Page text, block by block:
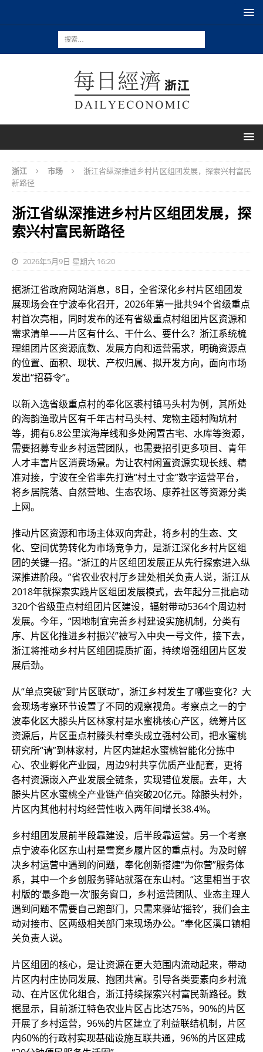
浙江 市场
浙江省纵深推进乡村片区组团发展，探索兴村富民
新路径
浙江省纵深推进乡村片区组团发展，探
索兴村富民新路径
2026年5月9日 星期六 16:20
据浙江省政府网站消息，8日，全省深化乡村片区组团发
展现场会在宁波奉化召开，2026年第一批共94个省级重点
村首次亮相，同时发布的还有省级重点村组团片区资源和
需求清单——片区有什么、干什么、要什么？浙江系统梳
理组团片区资源底数、发展方向和运营需求，明确资源点
的位置、面积、现状、产权归属、拟开发方向，面向市场
发出“招募令”。
以新入选省级重点村的奉化区裘村镇马头村为例，其所处
的海韵渔歌片区有千年古村马头村、宠物主题村陶坑村
等，拥有6.8公里滨海岸线和多处闲置古宅、水库等资源，
需要招募专业乡村运营团队，也需要招引更多项目、青年
人才丰富片区消费场景。为让农村闲置资源实现长线、精
准对接，宁波在全省率先打造“村土寸金”数字运营平台，
将乡居院落、自然营地、生态农场、康养社区等资源分类
上网。
推动片区资源和市场主体双向奔赴，将乡村的生态、文
化、空间优势转化为市场竞争力，是浙江深化乡村片区组
团的关键一招。“浙江的片区组团发展正从先行探索进入纵
深推进阶段。”省农业农村厅乡建处相关负责人说，浙江从
2018年就探索实践片区组团发展模式，去年起分三批启动
320个省级重点村组团片区建设，辐射带动5364个周边村
发展。今年，“因地制宜完善乡村建设实施机制，分类有
序、片区化推进乡村振兴”被写入中央一号文件，接下去，
浙江将推动乡村片区组团提质扩面，持续增强组团片区发
展后劲。
从“单点突破”到“片区联动”，浙江乡村发生了哪些变化？大
会现场考察环节设置了不同的观察视角。考察点之一的宁
波奉化区大滕头片区林家村是水蜜桃核心产区，统筹片区
资源后，片区重点村滕头村牵头成立强村公司，把水蜜桃
研究所“请”到林家村，片区内建起水蜜桃智能化分拣中
心、农业孵化产业园，周边9村共享优质产业配套，更将
各村资源嵌入产业发展全链条，实现错位发展。去年，大
滕头片区水蜜桃全产业链产值突破20亿元。除滕头村外，
片区内其他村村均经营性收入两年间增长38.4%。
乡村组团发展前半段靠建设，后半段靠运营。另一个考察
点宁波奉化区东山村是雪窦乡履片区的重点村。为及时解
决乡村运营中遇到的问题，奉化创新搭建“为你营”服务体
系，其中一个乡创服务驿站就落在东山村。“这里相当于农
村版的‘最多跑一次’服务窗口，乡村运营团队、业态主理人
遇到问题不需要自己跑部门，只需来驿站‘摇铃’，我们会主
动对接市、区两级相关部门来现场办公。”奉化区溪口镇相
关负责人说。
片区组团的核心，是让资源在更大范围内流动起来，带动
片区内村庄协同发展、抱团共富。引导各类要素向乡村流
动、在片区优化组合，浙江持续探索兴村富民新路径。数
据显示，目前浙江特色农业片区占比达75%，90%的片区
开展了乡村运营，96%的片区建立了利益联结机制，片区
内60%的行政村实现基础设施互联共通，96%的片区建成